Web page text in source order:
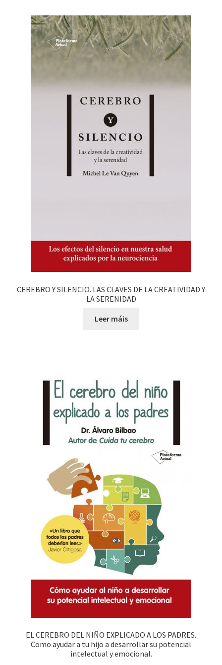
CEREBRO Y SILENCIO. LAS CLAVES DE LA CREATIVIDAD Y
LA SERENIDAD
Leer máis
EL CEREBRO DEL NIÑO EXPLICADO A LOS PADRES.
Como ayudar a tu hijo a desarrollar su potencial
intelectual y emocional.